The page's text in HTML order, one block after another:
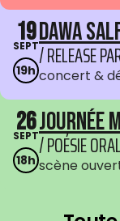
19
SEPT
19h
Dawa
/ RELEASE
concert &
26
SEPT
18h
Journée
/ POÉSIE
scène